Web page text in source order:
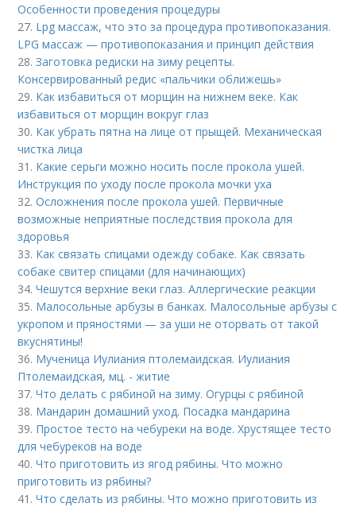
Особенности проведения процедуры
27. Lpg массаж, что это за процедура противопоказания.
LPG массаж — противопоказания и принцип действия
28.Заготовка редиски на зиму рецепты.
Консервированный редис «пальчики оближешь»
29. Как избавиться от морщин на нижнем веке. Как
избавиться от морщин вокруг глаз
30. Как убрать пятна на лице от прыщей. Механическая
чистка лица
31. Какие серьги можно носить после прокола ушей.
Инструкция по уходу после прокола мочки уха
32.Осложнения после прокола ушей. Первичные
возможные неприятные последствия прокола для
здоровья
33. Как связать спицами одежду собаке. Как связать
собаке свитер спицами (для начинающих)
34.Чешутся верхние веки глаз. Аллергические реакции
35. Малосольные арбузы в банках. Малосольные арбузы с
укропом и пряностями — за уши не оторвать от такой
вкуснятины!
36. Мученица Иулиания птолемаидская. Иулиания
Птолемаидская, мц. - житие
37.Что делать с рябиной на зиму. Огурцы с рябиной
38. Мандарин домашний уход. Посадка мандарина
39. Простое тесто на чебуреки на воде. Хрустящее тесто
для чебуреков на воде
40.Что приготовить из ягод рябины. Что можно
приготовить из рябины?
41.Что сделать из рябины. Что можно приготовить из